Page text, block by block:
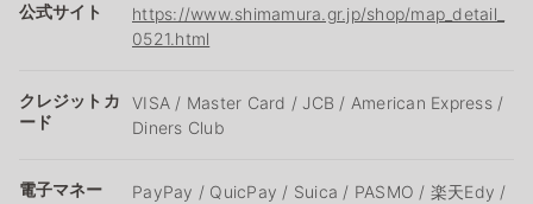
公式サイト
https://www.shimamura.gr.jp/shop/map_detail_
0521.html
クレジットカ
ード
VISA / Master Card / JCB / American Express /
Diners Club
電子マネー
PayPay / QuicPay / Suica / PASMO / 楽天Edy /